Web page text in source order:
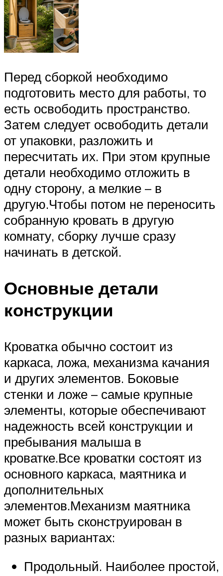
Перед сборкой необходимо
подготовить место для работы, то
есть освободить пространство.
Затем следует освободить детали
от упаковки, разложить и
пересчитать их. При этом крупные
детали необходимо отложить в
одну сторону, а мелкие – в
другую.Чтобы потом не переносить
собранную кровать в другую
комнату, сборку лучше сразу
начинать в детской.
Основные детали
конструкции
Кроватка обычно состоит из
каркаса, ложа, механизма качания
и других элементов. Боковые
стенки и ложе – самые крупные
элементы, которые обеспечивают
надежность всей конструкции и
пребывания малыша в
кроватке.Все кроватки состоят из
основного каркаса, маятника и
дополнительных
элементов.Механизм маятника
может быть сконструирован в
разных вариантах:
Продольный. Наиболее простой,